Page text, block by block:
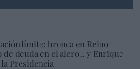
límite: bronca en Reino
de deuda en el alero... y Enrique
Presidencia